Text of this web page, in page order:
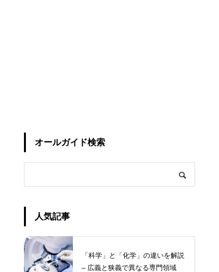
オールガイド検索
人気記事
「科学」と「化学」の違いを解説
– 広義と狭義で異なる専門領域